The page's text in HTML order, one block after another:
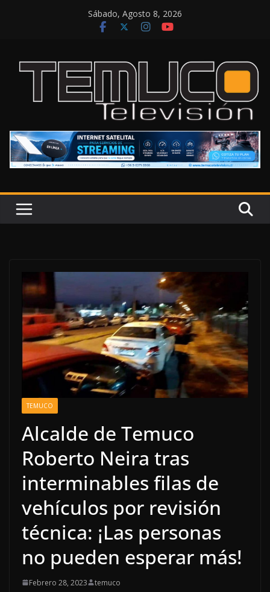
Sábado, Agosto 8, 2026
TEMUCO
Alcalde de Temuco
Roberto Neira tras
interminables filas de
vehículos por revisión
técnica: ¡Las personas
no pueden esperar más!
Febrero 28, 2023 temuco